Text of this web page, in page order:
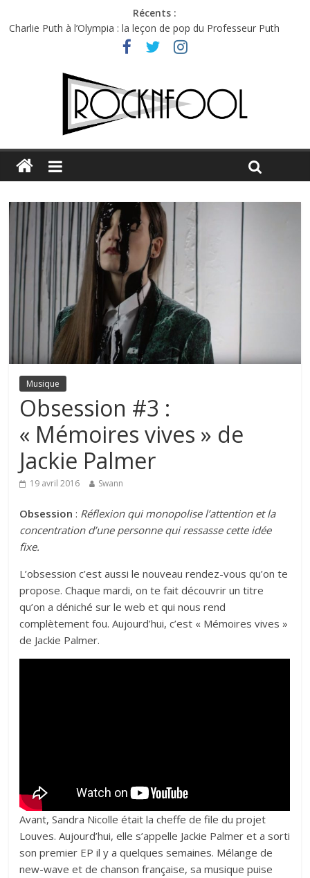
Récents :
Charlie Puth à l’Olympia : la leçon de pop du Professeur Puth
Festival Triptyque : un nouveau festival de musique indépendant
Hellfest 2026 vendredi : température et émotions en hausse
Hellfest 2026 jeudi : impossible de choisir entre chaleur et bonne
Première édition du Midgard Festival : entre bière, métal et
Musique
Obsession #3 :
« Mémoires vives » de
Jackie Palmer
19 avril 2016 Swann
Obsession : Réflexion qui monopolise l’attention et la
concentration d’une personne qui ressasse cette idée
fixe.
L’obsession c’est aussi le nouveau rendez-vous qu’on te
propose. Chaque mardi, on te fait découvrir un titre
qu’on a déniché sur le web et qui nous rend
complètement fou. Aujourd’hui, c’est « Mémoires vives »
de Jackie Palmer.
Avant, Sandra Nicolle était la cheffe de file du projet
Louves. Aujourd’hui, elle s’appelle Jackie Palmer et a sorti
son premier EP il y a quelques semaines. Mélange de
new-wave et de chanson française, sa musique puise